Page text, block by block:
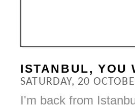
ISTANBUL, YOU
SATURDAY, 20
I'm back from